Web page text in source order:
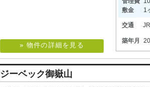
» 物件の詳細を見る
敷金
1
交通
築年月
ジーベック御嶽山